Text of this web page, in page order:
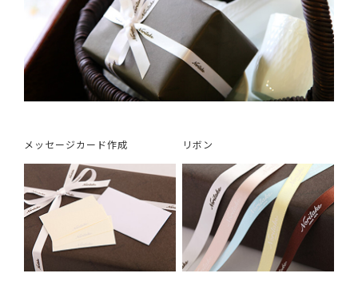
メッセージカード作成 リボン